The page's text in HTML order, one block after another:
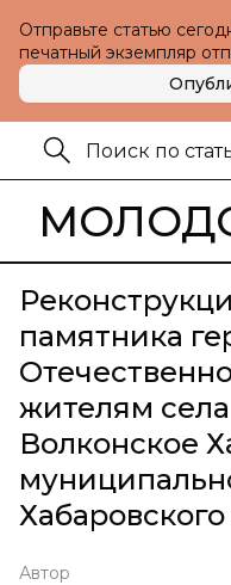
Отправьте статью
печатный экземпляр
памятника
жителям
Волконское
Автор